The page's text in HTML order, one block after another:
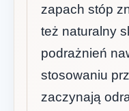
zapach stóp
też naturalny
podrażnień
stosowaniu
zaczynają